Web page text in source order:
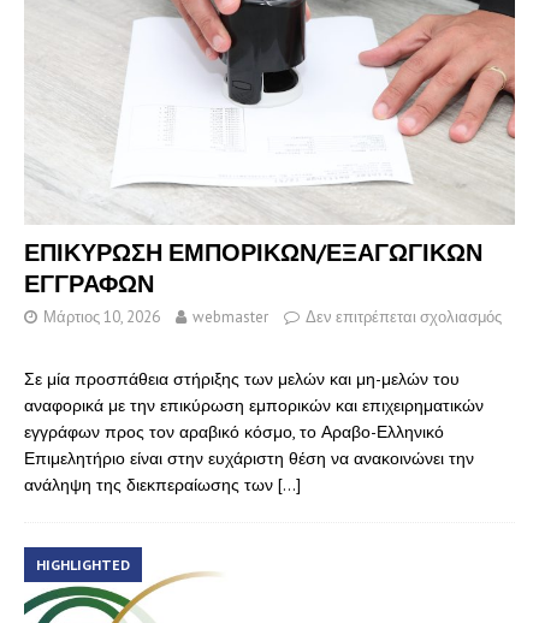
ΕΠΙΚΥΡΩΣΗ ΕΜΠΟΡΙΚΩΝ/ΕΞΑΓΩΓΙΚΩΝ
ΕΓΓΡΑΦΩΝ
Μάρτιος 10, 2026 webmaster Δεν επιτρέπεται σχολιασμός
Σε μία προσπάθεια στήριξης των μελών και μη-μελών του
αναφορικά με την επικύρωση εμπορικών και επιχειρηματικών
εγγράφων προς τον αραβικό κόσμο, το Αραβο-Ελληνικό
Επιμελητήριο είναι στην ευχάριστη θέση να ανακοινώνει την
ανάληψη της διεκπεραίωσης των […]
HIGHLIGHTED